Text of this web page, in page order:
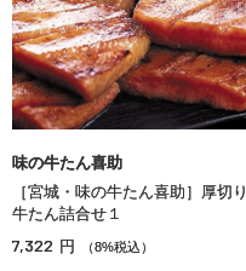
味の牛たん喜助
［宮城・味の牛たん喜助］厚切り
牛たん詰合せ１
7,322 円 （8%税込）